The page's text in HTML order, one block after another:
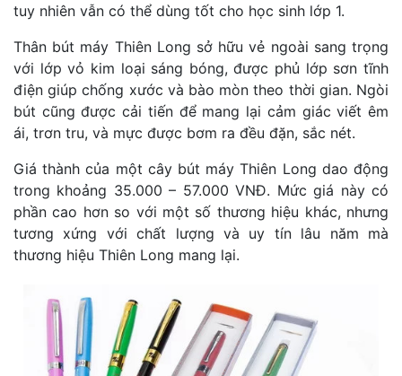
tuy nhiên vẫn có thể dùng tốt cho học sinh lớp 1.
Thân bút máy Thiên Long sở hữu vẻ ngoài sang trọng
với lớp vỏ kim loại sáng bóng, được phủ lớp sơn tĩnh
điện giúp chống xước và bào mòn theo thời gian. Ngòi
bút cũng được cải tiến để mang lại cảm giác viết êm
ái, trơn tru, và mực được bơm ra đều đặn, sắc nét.
Giá thành của một cây bút máy Thiên Long dao động
trong khoảng 35.000 – 57.000 VNĐ. Mức giá này có
phần cao hơn so với một số thương hiệu khác, nhưng
tương xứng với chất lượng và uy tín lâu năm mà
thương hiệu Thiên Long mang lại.